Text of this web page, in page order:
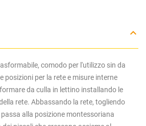
comodo per l'utilizzo sin da
posizioni per la rete e misure interne
da culla in lettino installando le
rete. Abbassando la rete, togliendo
alla posizione montessoriana